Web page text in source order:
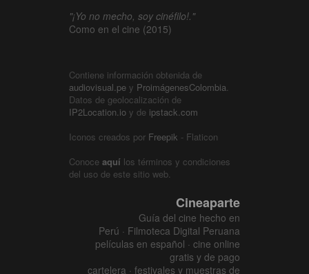
"¡Yo no mecho, soy cinéfilo!."
Como en el cine (2015)
Contiene información obtenida de
audiovisual.pe y ProimágenesColombia
Datos de geolocalización de
IP2Location.io y de ipstack.com
Iconos creados por Freepik - Flaticon
Conoce aquí los términos y condiciones
del uso de este sitio web.
Cineaparte
Guía del cine hecho en
Perú · Filmoteca Digital Peruana
películas en español · cine online
gratis y de pago
cartelera · festivales y muestras de